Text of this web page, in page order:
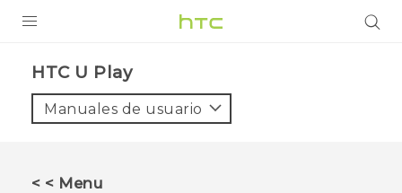
VIVE
HTC U Play‎
Manuales de usuario
< < Menu